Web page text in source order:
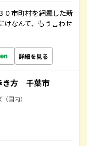
０市町村を網羅した新
けなんて、もう言わせ
詳細を見る
き方 千葉市
国内）